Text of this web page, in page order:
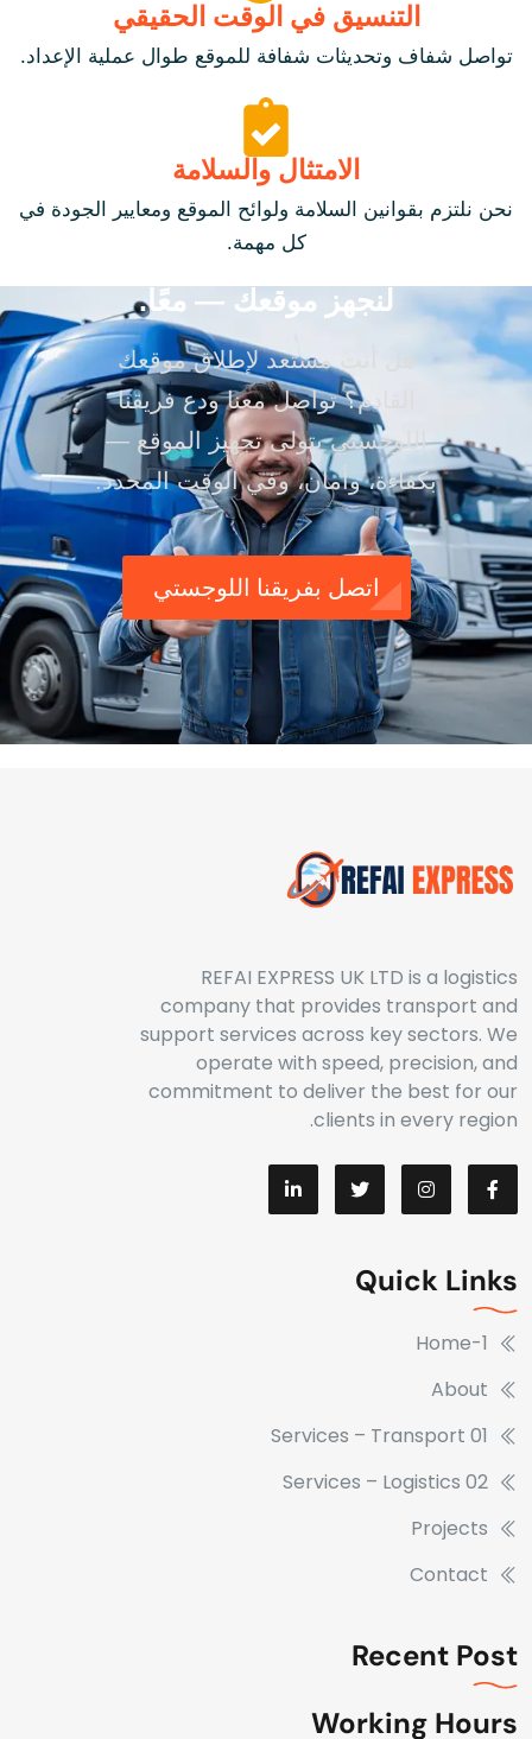
التنسيق في الوقت الحقيقي
تواصل شفاف وتحديثات شفافة للموقع طوال عملية الإعداد.
الامتثال والسلامة
نحن نلتزم بقوانين السلامة ولوائح الموقع ومعايير الجودة في
كل مهمة.
لنجهز موقعك — معًا.
هل أنت مستعد لإطلاق موقعك
القادم؟ تواصل معنا ودع فريقنا
اللوجستي يتولى تجهيز الموقع —
بكفاءة، وأمان، وفي الوقت المحدد.
اتصل بفريقنا اللوجستي
REFAI EXPRESS UK LTD is a logistics
company that provides transport and
support services across key sectors. We
operate with speed, precision, and
commitment to deliver the best for our
clients in every region.
Quick Links
Home-1
About
Services – Transport 01
Services – Logistics 02
Projects
Contact
Recent Post
Working Hours